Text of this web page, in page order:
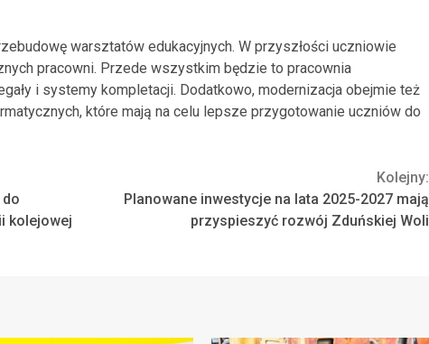
warsztatów edukacyjnych. W przyszłości uczniowie
pracowni. Przede wszystkim będzie to pracownia
i systemy kompletacji. Dodatkowo, modernizacja obejmie też
które mają na celu lepsze przygotowanie uczniów do
kolejowej
Kolejny:
Planowane inwestycje na lata 2025-2027 mają
przyspieszyć rozwój Zduńskiej Woli